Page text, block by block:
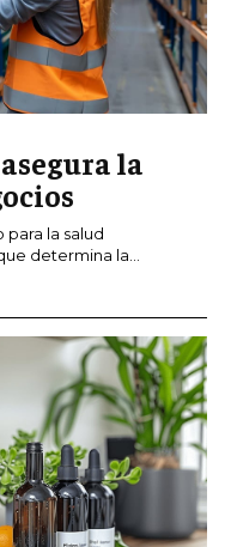
la
para la salud
determina la...